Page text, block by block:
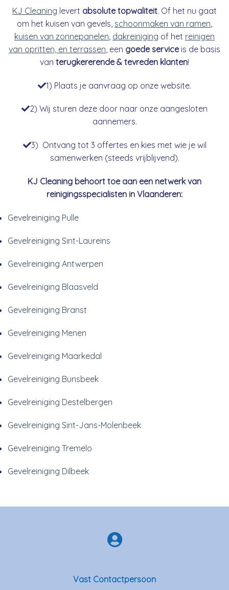
KJ Cleaning levert absolute topwaliteit. Of het nu gaat
om het kuisen van gevels, schoonmaken van ramen
kuisen van zonnepanelen dakreiniging of het reinigen
van opritten, en terrassen , een goede serviceis de basis
van terugkererende & tevreden klanten!
1) Plaats je aanvraag op onze website.
2) Wij sturen deze door naar onze aangesloten
aannemers.
3) Ontvang tot 3 offertes en kies met wie je wil
samenwerken (steeds vrijblijvend).
KJ Cleaning behoort toe aan een netwerk van
reinigingsspecialisten in Vlaanderen:
Gevelreiniging Pulle
Gevelreiniging Sint-Laureins
Gevelreiniging Antwerpen
Gevelreiniging Blaasveld
Gevelreiniging Branst
Gevelreiniging Menen
Gevelreiniging Maarkedal
Gevelreiniging Bunsbeek
Gevelreiniging Destelbergen
Gevelreiniging Sint-Jans-Molenbeek
Gevelreiniging Tremelo
Gevelreiniging Dilbeek
Vast Contactpersoon